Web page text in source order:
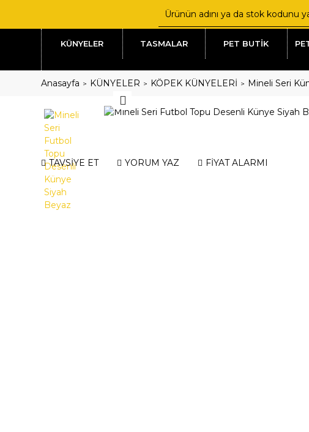
KÜNYELER TASMALAR PET BUTİK
Anasayfa KÜNYELER KÖPEK KÜNYELERİ Mineli Seri
TAVSİYE ET YORUM YAZ FİYAT ALARMI